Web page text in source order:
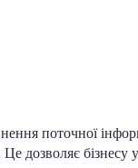
поточної
дозволяє